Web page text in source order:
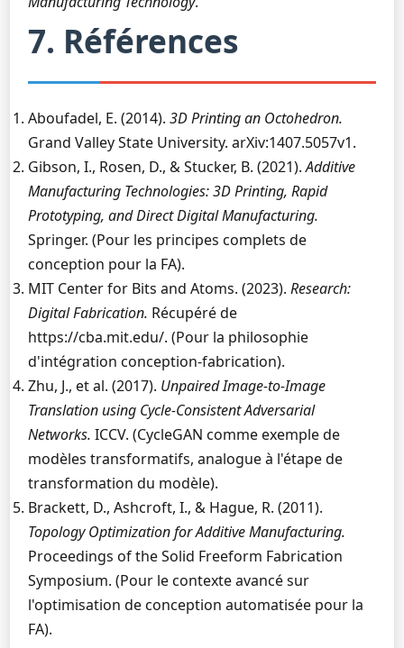
7. Références
Aboufadel, E. (2014). 3D Printing an Octohedron.
Grand Valley State University. arXiv:1407.5057v1.
Gibson, I., Rosen, D., & Stucker, B. (2021).Additive
Manufacturing Technologies: 3D Printing, Rapid
Prototyping, and Direct Digital Manufacturing.
Springer. (Pour les principes complets de
conception pour la FA).
MIT Center for Bits and Atoms. (2023). Research:
Digital Fabrication. Récupéré de
https://cba.mit.edu/. (Pour la philosophie
d'intégration conception-fabrication).
Zhu, J., et al. (2017). Unpaired Image-to-Image
Translation using Cycle-Consistent Adversarial
Networks. ICCV. (CycleGAN comme exemple de
modèles transformatifs, analogue à l'étape de
transformation du modèle).
Brackett, D., Ashcroft, I., & Hague, R. (2011).
Topology Optimization for Additive Manufacturing.
Proceedings of the Solid Freeform Fabrication
Symposium. (Pour le contexte avancé sur
l'optimisation de conception automatisée pour la
FA).